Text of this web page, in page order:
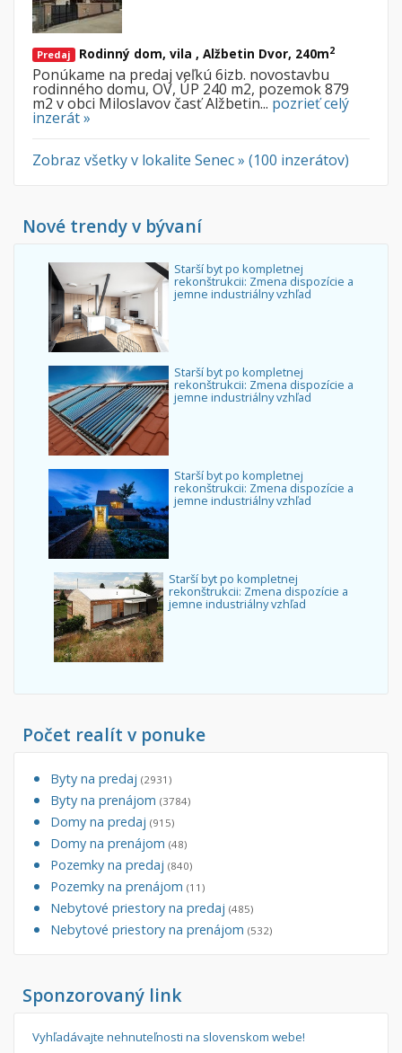
Predaj Rodinný dom, vila , Alžbetin Dvor, 240m2
Ponúkame na predaj veľkú 6izb. novostavbu
rodinného domu, OV, ÚP 240 m2, pozemok 879
m2 v obci Miloslavov časť Alžbetin... pozrieť celý
inzerát »
Zobraz všetky v lokalite Senec » (100 inzerátov)
Nové trendy v bývaní
Starší byt po kompletnej
rekonštrukcii: Zmena dispozície a
jemne industriálny vzhľad
Starší byt po kompletnej
rekonštrukcii: Zmena dispozície a
jemne industriálny vzhľad
Starší byt po kompletnej
rekonštrukcii: Zmena dispozície a
jemne industriálny vzhľad
Starší byt po kompletnej
rekonštrukcii: Zmena dispozície a
jemne industriálny vzhľad
Počet realít v ponuke
Byty na predaj (2931)
Byty na prenájom (3784)
Domy na predaj (915)
Domy na prenájom (48)
Pozemky na predaj (840)
Pozemky na prenájom (11)
Nebytové priestory na predaj (485)
Nebytové priestory na prenájom (532)
Sponzorovaný link
Vyhľadávajte nehnuteľnosti na slovenskom webe!